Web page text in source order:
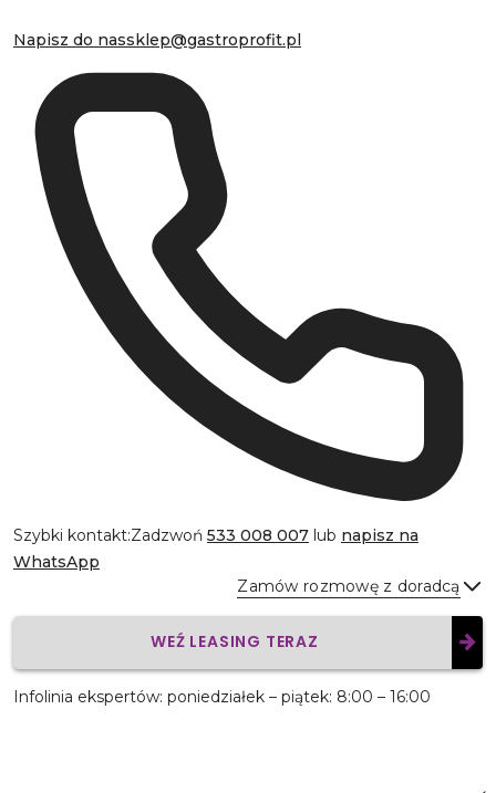
Napisz do nassklep@gastroprofit.pl
Szybki kontakt:Zadzwoń 533 008 007 lub napisz na
WhatsApp
Zamów rozmowę z doradcą
WEŹ LEASING TERAZ
Infolinia ekspertów: poniedziałek – piątek: 8:00 – 16:00